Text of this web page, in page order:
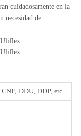
cuidadosamente en la
necesidad de
DDU, DDP, etc.